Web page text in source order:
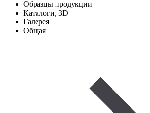
Образцы продукции
Каталоги, 3D
Галерея
Общая